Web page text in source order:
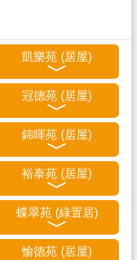
凱樂苑 (居屋)
冠德苑 (居屋)
錦暉苑 (居屋)
裕泰苑 (居屋)
蝶翠苑 (綠置居)
愉德苑 (居屋)